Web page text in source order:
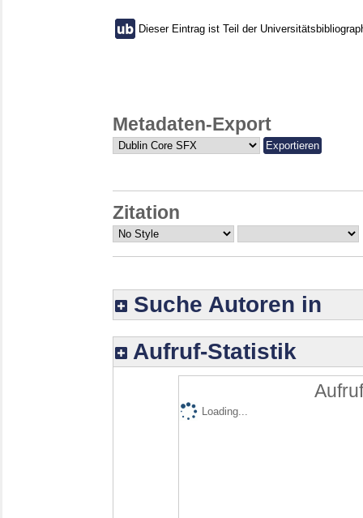
Dieser Eintrag ist Teil der
Metadaten-Export
Zitation
Suche Autoren in
Aufruf-Statistik
Loading...